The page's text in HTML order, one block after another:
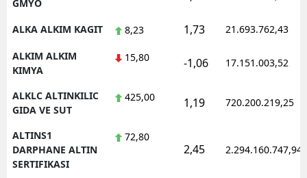
Batman
GMYO
ALKA ALKIM KAGIT 8,23 1,73 21.693.762,43
ALKIM ALKIM
KIMYA
15,80 -1,06 17.151.003,52
ALKLC ALTINKILIC
GIDA VE SUT
425,00 1,19 720.200.219,25
ALTINS1
DARPHANE ALTIN
SERTIFIKASI
72,80
2,45 2.294.160.747,94